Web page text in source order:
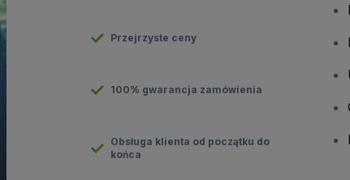
Przejrzyste ceny
100% gwarancja zamówienia
Obsługa klienta od początku do
końca